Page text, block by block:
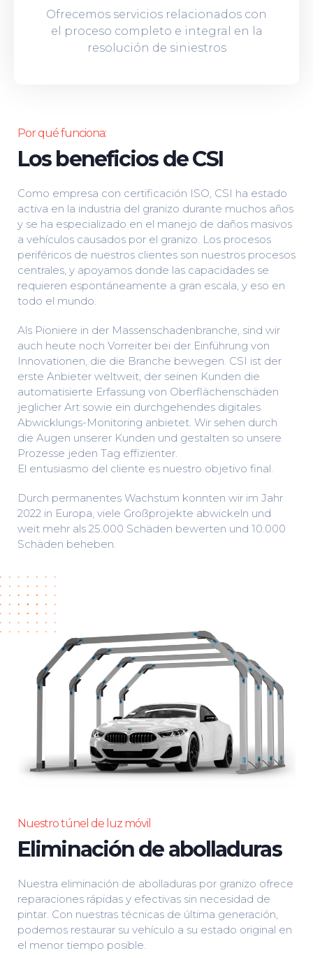
Ofrecemos servicios relacionados con
el proceso completo e integral en la
resolución de siniestros
Por qué funciona:
Los beneficios de CSI
Como empresa con certificación ISO, CSI ha estado
activa en la industria del granizo durante muchos años
y se ha especializado en el manejo de daños masivos
a vehículos causados ​​por el granizo. Los procesos
periféricos de nuestros clientes son nuestros procesos
centrales, y apoyamos donde las capacidades se
requieren espontáneamente a gran escala, y eso en
todo el mundo.
Als Pioniere in der Massenschadenbranche, sind wir
auch heute noch Vorreiter bei der Einführung von
Innovationen, die die Branche bewegen. CSI ist der
erste Anbieter weltweit, der seinen Kunden die
automatisierte Erfassung von Oberflächenschäden
jeglicher Art sowie ein durchgehendes digitales
Abwicklungs-Monitoring anbietet. Wir sehen durch
die Augen unserer Kunden und gestalten so unsere
Prozesse jeden Tag effizienter.
El entusiasmo del cliente es nuestro objetivo final.
Durch permanentes Wachstum konnten wir im Jahr
2022 in Europa, viele Großprojekte abwickeln und
weit mehr als 25.000 Schäden bewerten und 10.000
Schäden beheben.
Nuestro túnel de luz móvil
Eliminación de abolladuras
Nuestra eliminación de abolladuras por granizo ofrece
reparaciones rápidas y efectivas sin necesidad de
pintar. Con nuestras técnicas de última generación,
podemos restaurar su vehículo a su estado original en
el menor tiempo posible.